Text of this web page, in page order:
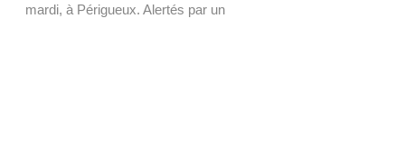
mardi, à Périgueux. Alertés par un